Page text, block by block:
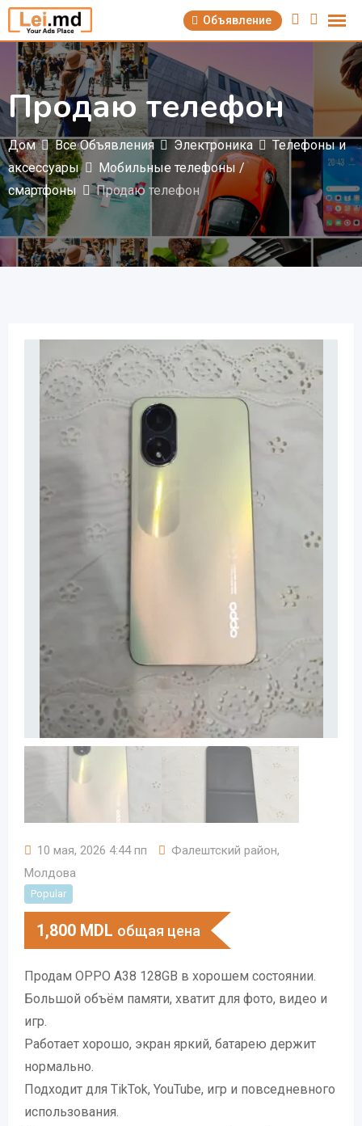
Перейти
содержимому
Объявление
Продаю телефон
Дом Все Объявления Электроника
Телефоны и
аксессуары
Мобильные телефоны /
смартфоны
Продаю телефон
10 мая, 2026 4:44 пп Фалештский район,
Молдова
Popular
1,800 MDL общая цена
Продам OPPO A38 128GB в хорошем состоянии.
Большой объём памяти, хватит для фото, видео и
игр.
Работает хорошо, экран яркий, батарею держит
нормально.
Подходит для TikTok, YouTube, игр и повседневного
использования.